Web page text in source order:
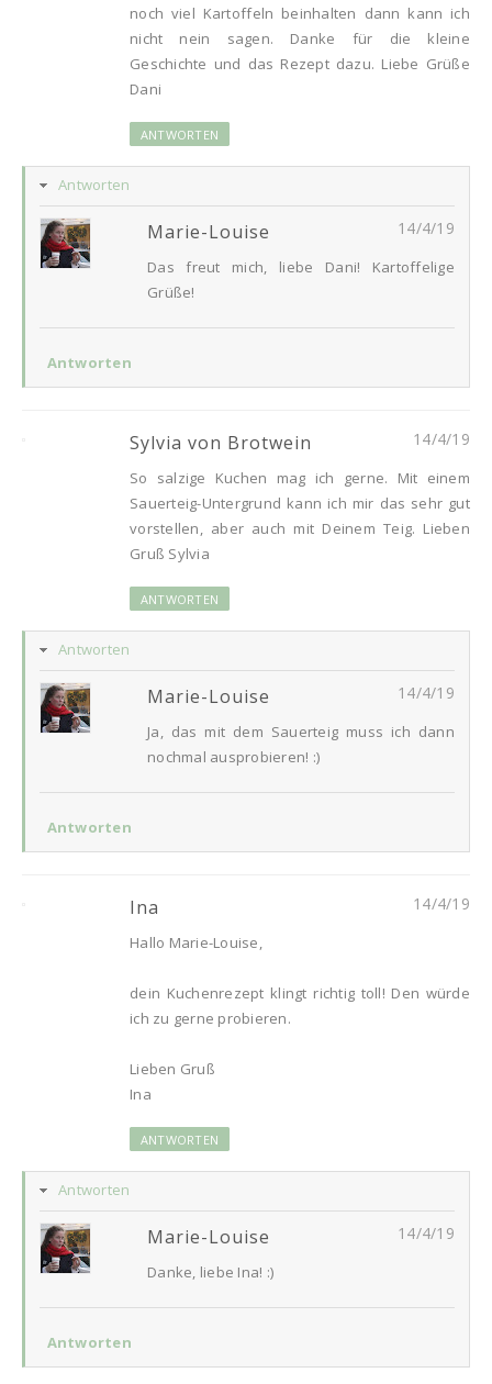
noch viel Kartoffeln beinhalten dann kann ich
nicht nein sagen. Danke für die kleine
Geschichte und das Rezept dazu. Liebe Grüße
Dani
ANTWORTEN
Antworten
Marie-Louise 14/4/19
Das freut mich, liebe Dani! Kartoffelige
Grüße!
Antworten
Sylvia von Brotwein 14/4/19
So salzige Kuchen mag ich gerne. Mit einem
Sauerteig-Untergrund kann ich mir das sehr gut
vorstellen, aber auch mit Deinem Teig. Lieben
Gruß Sylvia
ANTWORTEN
Antworten
Marie-Louise 14/4/19
Ja, das mit dem Sauerteig muss ich dann
nochmal ausprobieren! :)
Antworten
Ina 14/4/19
Hallo Marie-Louise,
dein Kuchenrezept klingt richtig toll! Den würde
ich zu gerne probieren.
Lieben Gruß
Ina
ANTWORTEN
Antworten
Marie-Louise 14/4/19
Danke, liebe Ina! :)
Antworten